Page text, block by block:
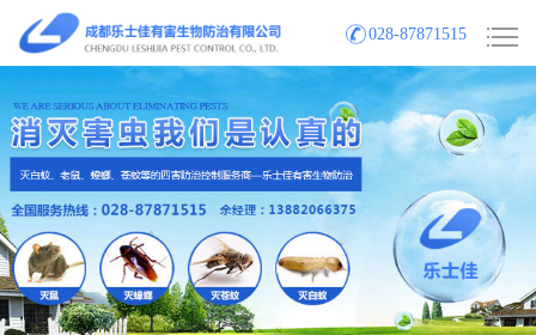
028-87871515